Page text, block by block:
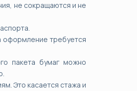
не сокращаются и не
оформление требуется
пакета бумаг можно
Это касается стажа и